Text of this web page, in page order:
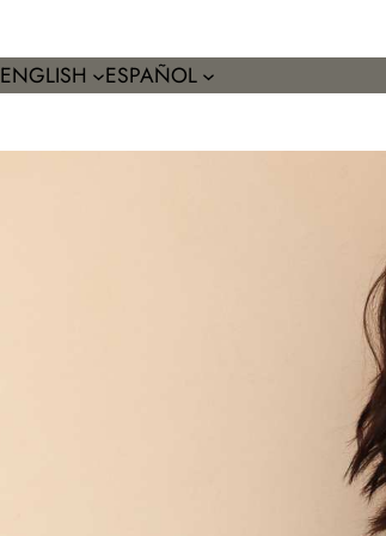
ENGLISH ESPAÑOL